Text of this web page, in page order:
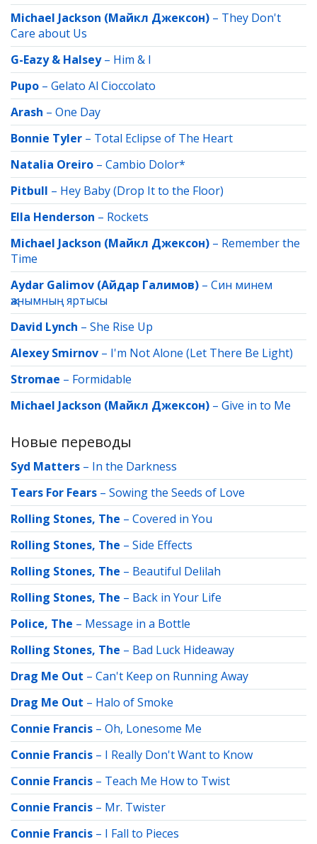
Michael Jackson (Майкл Джексон) – They Don't
Care about Us
G-Eazy & Halsey– Him & I
Pupo – Gelato Al Cioccolato
Arash – One Day
Bonnie Tyler – Total Eclipse of The Heart
Natalia Oreiro – Cambio Dolor*
Pitbull – Hey Baby (Drop It to the Floor)
Ella Henderson – Rockets
Michael Jackson (Майкл Джексон) – Remember the
Time
Aydar Galimov (Айдар Галимов) – Син минем
җанымның яртысы
David Lynch – She Rise Up
Alexey Smirnov – I'm Not Alone (Let There Be Light)
Stromae – Formidable
Michael Jackson (Майкл Джексон) – Give in to Me
Новые переводы
Syd Matters – In the Darkness
Tears For Fears – Sowing the Seeds of Love
Rolling Stones, The – Covered in You
Rolling Stones, The – Side Effects
Rolling Stones, The – Beautiful Delilah
Rolling Stones, The – Back in Your Life
Police, The – Message in a Bottle
Rolling Stones, The – Bad Luck Hideaway
Drag Me Out – Can't Keep on Running Away
Drag Me Out – Halo of Smoke
Connie Francis – Oh, Lonesome Me
Connie Francis – I Really Don't Want to Know
Connie Francis – Teach Me How to Twist
Connie Francis – Mr. Twister
Connie Francis – I Fall to Pieces